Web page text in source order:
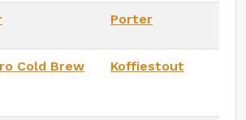
Porter
Cold Brew
Koffiestout